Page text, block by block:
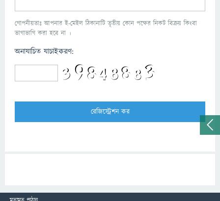
গোপনীয়তাঃ আপনার ই-মেইল ঠিকানাটি তৃতীয় কোন পক্ষের নিকট বিক্রয় কিংবা
ভাগাভাগি করা হবে না ।
অনাযাচিত যাচাইকরণ: